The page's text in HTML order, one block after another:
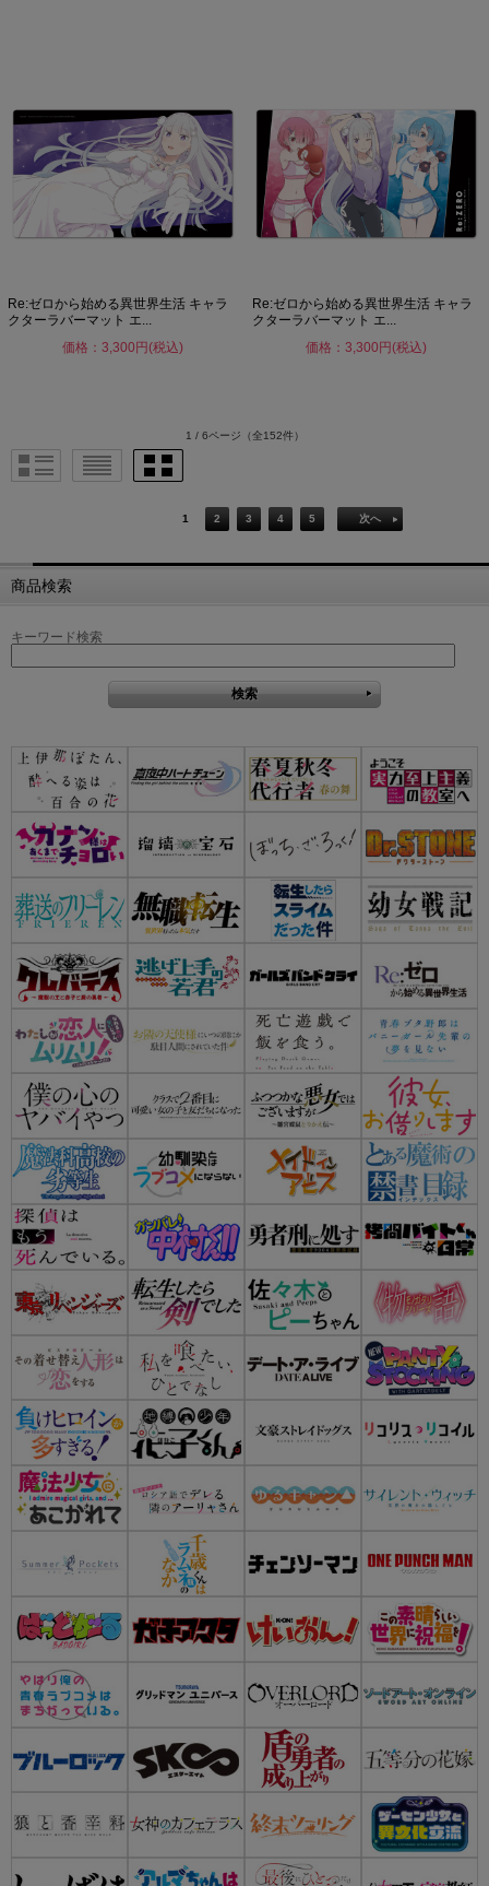
Re:ゼロから始める異世界生活 キャラ
クターラバーマット エ...
価格：3,300円(税込)
Re:ゼロから始める異世界生活 キャラ
クターラバーマット エ...
価格：3,300円(税込)
1 / 6ページ （全152件）
1 2 3 4 5 次へ
商品検索
キーワード検索